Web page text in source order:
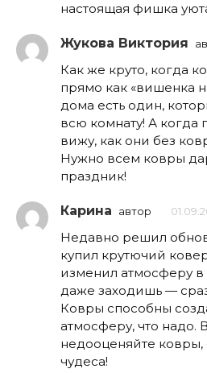
настоящая фишка
Жукова Виктория
Как же круто, когда
прямо как «вишенка
дома есть один,
всю комнату! А когда
вижу, как они без
Нужно всем ковры
праздник!
Карина автор
Недавно решил
купил крутючий
изменил атмосферу в
даже заходишь —
Ковры способны
атмосферу, что надо.
недооценяйте ковры,
чудеса!